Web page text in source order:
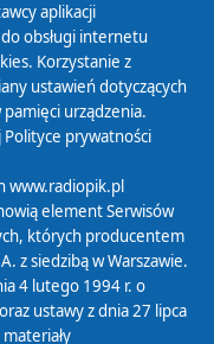
aplikacji
obsługi internetu
Korzystanie z
ustawień dotyczących
urządzenia.
Polityce prywatności
www.radiopik.pl
element Serwisów
których producentem
z siedzibą w Warszawie.
4 lutego 1994 r. o
ustawy z dnia 27 lipca